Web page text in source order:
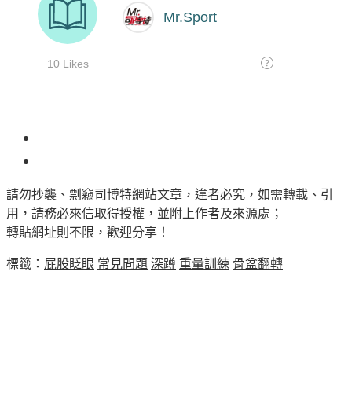
請勿抄襲、剽竊司博特網站文章，違者必究，如需轉載、引
用，請務必來信取得授權，並附上作者及來源處；
轉貼網址則不限，歡迎分享！
標籤： 屁股眨眼 常見問題 深蹲 重量訓練 骨盆翻轉